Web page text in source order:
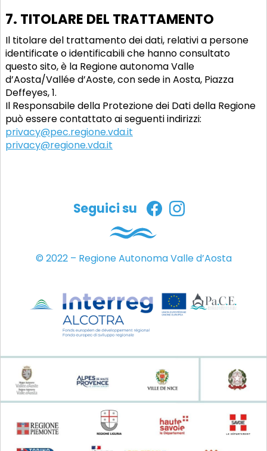
7. TITOLARE DEL TRATTAMENTO
Il titolare del trattamento dei dati, relativi a persone
identificate o identificabili che hanno consultato
questo sito, è la Regione autonoma Valle
d’Aosta/Vallée d’Aoste, con sede in Aosta, Piazza
Deffeyes, 1.
Il Responsabile della Protezione dei Dati della Regione
può essere contattato ai seguenti indirizzi:
privacy@pec.regione.vda.it
privacy@regione.vda.it
Seguici su
© 2022 – Regione Autonoma Valle d’Aosta